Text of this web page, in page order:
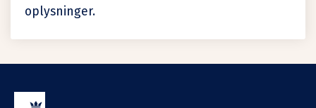
oplysninger.